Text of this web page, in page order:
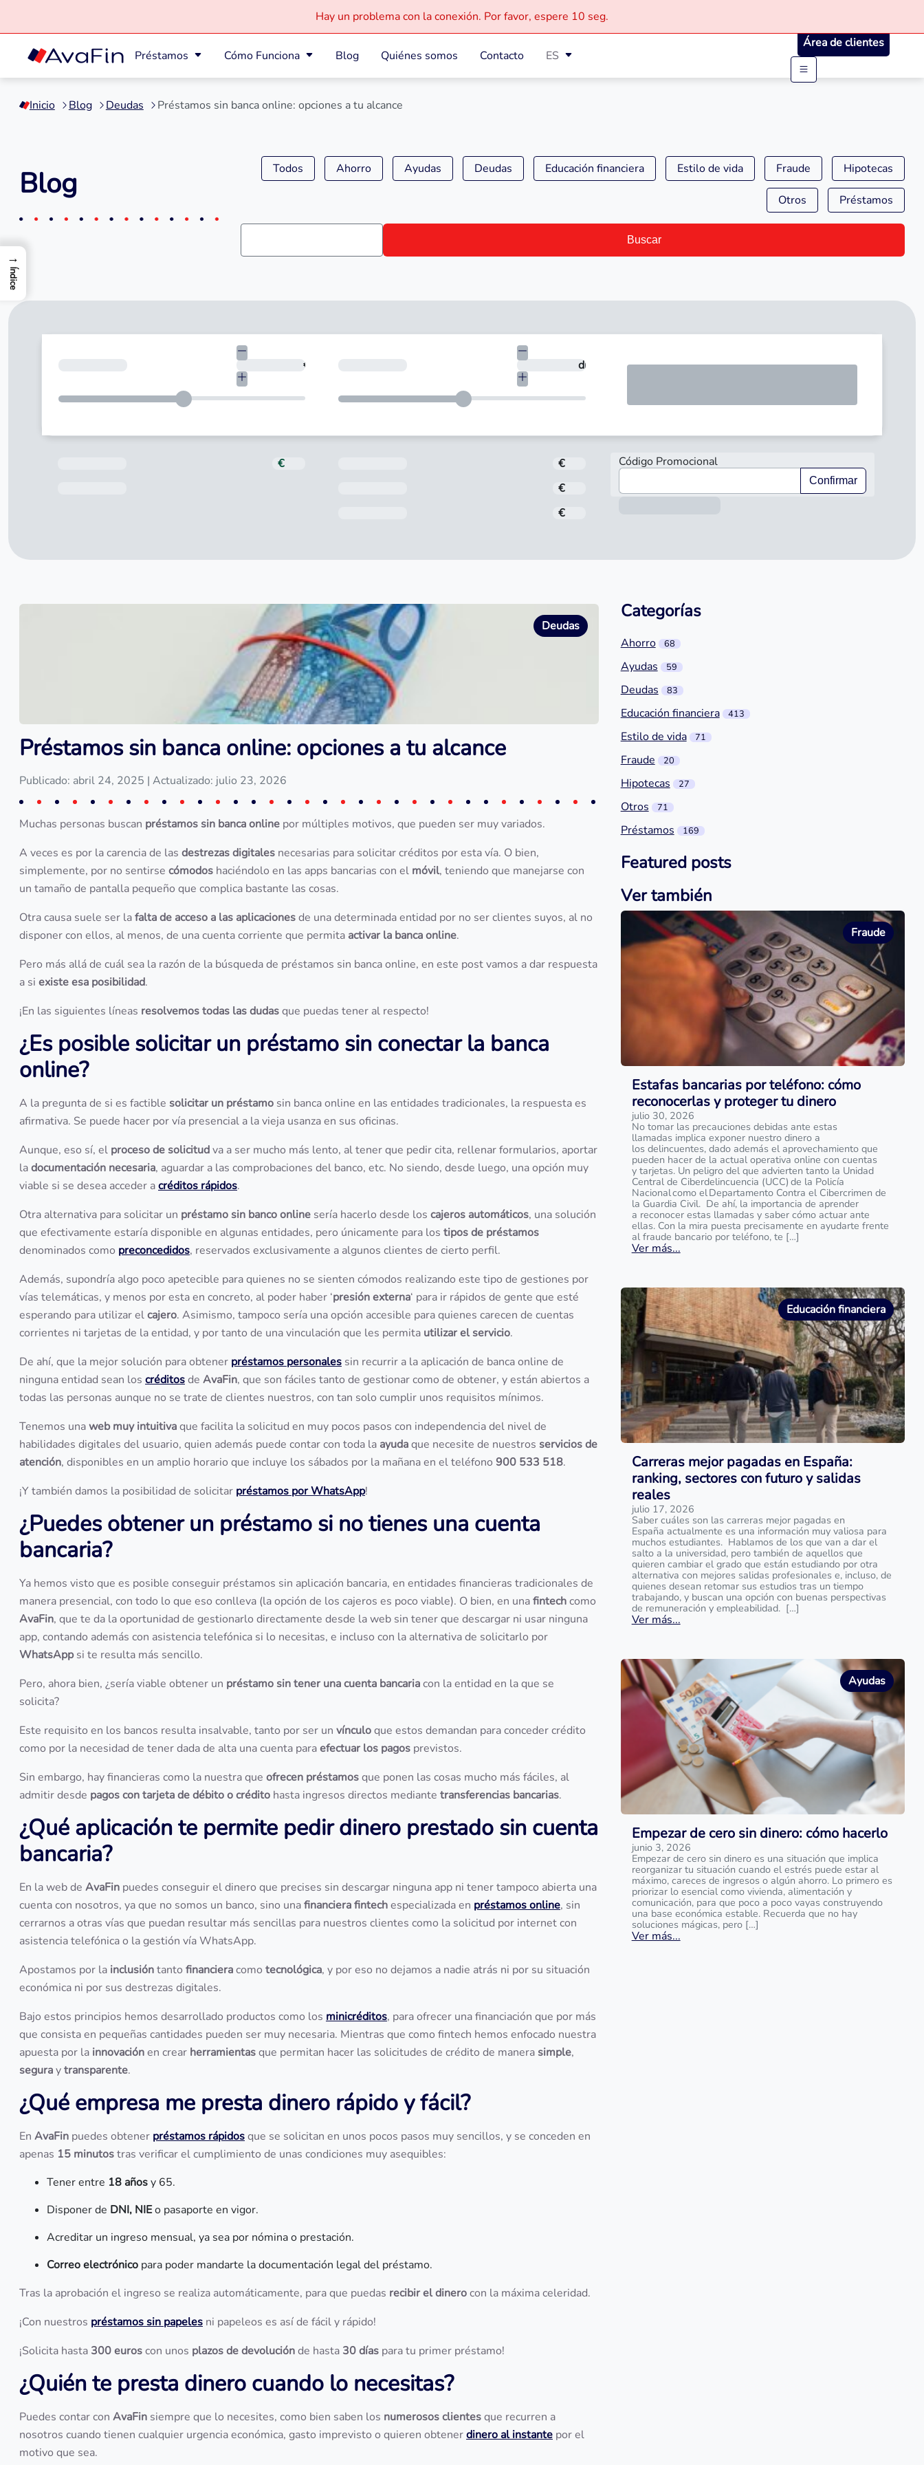
Saltar
contenido
Hay un problema con la conexión. Por favor, espere 10 seg.
Préstamos Cómo Funciona Blog Quiénes somos Contacto ES
Área de clientes
Inicio Blog Deudas Préstamos sin banca online: opciones a tu alcance
Blog Todos Ahorro Ayudas Deudas Educación financiera Estilo de vida Fraude Hipotecas
Otros Préstamos
Buscar
€ ¿En cuántos días quieres devolverlo?días
€
€
€
€
Código Promocional
Confirmar
Deudas
Préstamos sin banca online: opciones a tu alcance
Publicado: abril 24, 2025 | Actualizado: julio 23, 2026
Muchas personas buscan préstamos sin banca online por múltiples motivos, que pueden ser muy variados.
A veces es por la carencia de las destrezas digitales necesarias para solicitar créditos por esta vía. O bien,
simplemente, por no sentirse cómodos haciéndolo en las apps bancarias con el móvil, teniendo que manejarse con
un tamaño de pantalla pequeño que complica bastante las cosas.
Otra causa suele ser lafalta de acceso a las aplicacionesde una determinada entidad por no ser clientes suyos, al no
disponer con ellos, al menos, de una cuenta corriente que permita activar la banca online.
Pero más allá de cuál sea la razón de la búsqueda de préstamos sin banca online, en este post vamos a dar respuesta
a si existe esa posibilidad.
¡En las siguientes líneas resolvemos todas las dudasque puedas tener al respecto!
¿Es posible solicitar un préstamo sin conectar la banca
online?
A la pregunta de si es factible solicitar un préstamo sin banca online en las entidades tradicionales, la respuesta es
afirmativa. Se puede hacer por vía presencial a la vieja usanza en sus oficinas.
Aunque, eso sí, el proceso de solicitudva a ser mucho más lento, al tener que pedir cita, rellenar formularios, aportar
ladocumentación necesaria, aguardar a las comprobaciones del banco, etc. No siendo, desde luego, una opción muy
viable si se desea acceder acréditos rápidos.
Otra alternativa para solicitar un préstamo sin banco online sería hacerlo desde los cajeros automáticos, una solución
que efectivamente estaría disponible en algunas entidades, pero únicamente para los tipos de préstamos
denominados como preconcedidos, reservados exclusivamente a algunos clientes de cierto perfil.
Además, supondría algo poco apetecible para quienes no se sienten cómodos realizando este tipo de gestiones por
vías telemáticas, y menos por esta en concreto, al poder haber ‘presión externa‘ para ir rápidos de gente que esté
esperando para utilizar elcajero. Asimismo, tampoco sería una opción accesible para quienes carecen de cuentas
corrientes ni tarjetas de la entidad, y por tanto de una vinculación que les permita utilizar el servicio.
De ahí, que la mejor solución para obtener préstamos personales sin recurrir a la aplicación de banca online de
ninguna entidad sean los créditosde AvaFin, que son fáciles tanto de gestionar como de obtener, y están abiertos a
todas las personas aunque no se trate de clientes nuestros, con tan solo cumplir unos requisitos mínimos.
Tenemos unaweb muy intuitivaque facilita la solicitud en muy pocos pasos con independencia del nivel de
habilidades digitales del usuario, quien además puede contar con toda la ayudaque necesite de nuestros servicios de
atención, disponibles en un amplio horario que incluye los sábados por la mañana en el teléfono 900 533 518.
¡Y también damos la posibilidad de solicitar préstamos por WhatsApp!
¿Puedes obtener un préstamo si no tienes una cuenta
bancaria?
Ya hemos visto que es posible conseguir préstamos sin aplicación bancaria, en entidades financieras tradicionales de
manera presencial, con todo lo que eso conlleva (la opción de los cajeros es poco viable). O bien, en unafintechcomo
AvaFin, que te da la oportunidad de gestionarlo directamente desde la web sin tener que descargar ni usar ninguna
app, contando además con asistencia telefónica si lo necesitas, e incluso con la alternativa de solicitarlo por
WhatsAppsi te resulta más sencillo.
Pero, ahora bien, ¿sería viable obtener un préstamo sin tener una cuenta bancariacon la entidad en la que se
solicita?
Este requisito en los bancos resulta insalvable, tanto por ser un vínculoque estos demandan para conceder crédito
como por la necesidad de tener dada de alta una cuenta paraefectuar los pagos previstos.
Sin embargo, hay financieras como la nuestra que ofrecen préstamosque ponen las cosas mucho más fáciles, al
admitir desde pagos con tarjeta de débito o crédito hasta ingresos directos mediante transferencias bancarias.
¿Qué aplicación te permite pedir dinero prestado sin cuenta
bancaria?
En la web de AvaFin puedes conseguir el dinero que precises sin descargar ninguna app ni tener tampoco abierta una
cuenta con nosotros, ya que no somos un banco, sino unafinanciera fintechespecializada en préstamos online, sin
cerrarnos a otras vías que puedan resultar más sencillas para nuestros clientes como la solicitud por internet con
asistencia telefónica o la gestión vía WhatsApp.
Apostamos por la inclusióntanto financieracomo tecnológica, y por eso no dejamos a nadie atrás ni por su situación
económica ni por sus destrezas digitales.
Bajo estos principios hemos desarrollado productos como los minicréditos, para ofrecer una financiación que por más
que consista en pequeñas cantidades pueden ser muy necesaria. Mientras que como fintech hemos enfocado nuestra
apuesta por la innovaciónen crear herramientasque permitan hacer las solicitudes de crédito de manerasimple,
seguraytransparente.
¿Qué empresa me presta dinero rápido y fácil?
En AvaFin puedes obtener préstamos rápidosque se solicitan en unos pocos pasos muy sencillos, y se conceden en
apenas 15 minutostras verificar el cumplimiento de unas condiciones muy asequibles:
Tener entre 18 añosy 65.
Disponer de DNI, NIEo pasaporte en vigor.
Acreditar un ingreso mensual, ya sea por nómina o prestación.
Correo electrónico para poder mandarte la documentación legal del préstamo.
Tras la aprobación el ingreso se realiza automáticamente, para que puedas recibir el dinerocon la máxima celeridad.
¡Con nuestros préstamos sin papeles ni papeleos es así de fácil y rápido!
¡Solicita hasta 300 euroscon unos plazos de devoluciónde hasta 30 días para tu primer préstamo!
¿Quién te presta dinero cuando lo necesitas?
Puedes contar con AvaFin siempre que lo necesites, como bien saben los numerosos clientesque recurren a
nosotros cuando tienen cualquier urgencia económica, gasto imprevisto o quieren obtenerdinero al instante por el
motivo que sea.
Categorías
Ahorro 68
Ayudas 59
Deudas 83
Educación financiera 413
Estilo de vida 71
Fraude 20
Hipotecas 27
Otros 71
Préstamos 169
Featured posts
Ver también
Fraude
Estafas bancarias por teléfono: cómo
reconocerlas y proteger tu dinero
julio 30, 2026
No tomar las precauciones debidas ante estas
llamadas implica exponer nuestro dinero a
los delincuentes, dado además el aprovechamiento que
pueden hacer de la actual operativa online con cuentas
y tarjetas. Un peligro del que advierten tanto la Unidad
Central de Ciberdelincuencia (UCC) de la Policía
Nacional como el Departamento Contra el Cibercrimen de
la Guardia Civil. De ahí, la importancia de aprender
a reconocer estas llamadas y saber cómo actuar ante
ellas. Con la mira puesta precisamente en ayudarte frente
al fraude bancario por teléfono, te […]
Ver más...
Educación financiera
Carreras mejor pagadas en España:
ranking, sectores con futuro y salidas
reales
julio 17, 2026
Saber cuáles son las carreras mejor pagadas en
España actualmente es una información muy valiosa para
muchos estudiantes. Hablamos de los que van a dar el
salto a la universidad, pero también de aquellos que
quieren cambiar el grado que están estudiando por otra
alternativa con mejores salidas profesionales e, incluso, de
quienes desean retomar sus estudios tras un tiempo
trabajando, y buscan una opción con buenas perspectivas
de remuneración y empleabilidad. […]
Ver más...
Ayudas
Empezar de cero sin dinero: cómo hacerlo
junio 3, 2026
Empezar de cero sin dinero es una situación que implica
reorganizar tu situación cuando el estrés puede estar al
máximo, careces de ingresos o algún ahorro. Lo primero es
priorizar lo esencial como vivienda, alimentación y
comunicación, para que poco a poco vayas construyendo
una base económica estable. Recuerda que no hay
soluciones mágicas, pero […]
Ver más...
→
Índice